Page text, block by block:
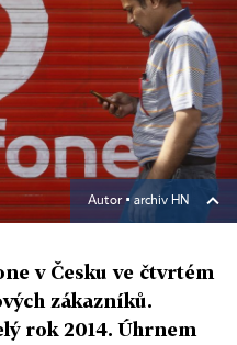
Autor ▪ archiv HN
v Česku ve čtvrtém
zákazníků.
rok 2014. Úhrnem